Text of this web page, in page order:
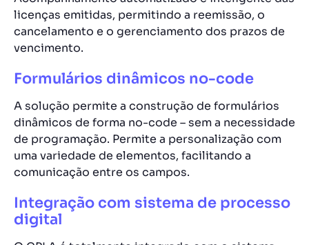
licenças emitidas, permitindo a reemissão, o
cancelamento e o gerenciamento dos prazos de
vencimento.
Formulários dinâmicos no-code
A solução permite a construção de formulários
dinâmicos de forma no-code – sem a necessidade
de programação. Permite a personalização com
uma variedade de elementos, facilitando a
comunicação entre os campos.
Integração com sistema de processo
digital